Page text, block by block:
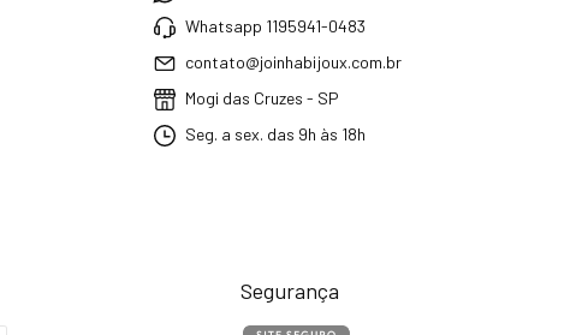
Whatsapp 1195941-0483
contato@joinhabijoux.com.br
Mogi das Cruzes - SP
Seg. a sex. das 9h às 18h
Segurança